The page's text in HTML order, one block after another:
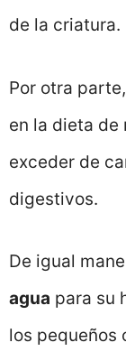
de la criatura.
Por otra
en la dieta de
exceder de
digestivos.
De igual
agua para su
los pequeños